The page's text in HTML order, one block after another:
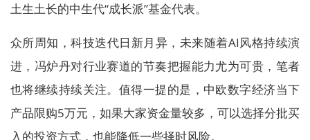
土生土长的中生代“成长派”基金代表。
众所周知，科技迭代日新月异，未来随着AI风格持续演
进，冯炉丹对行业赛道的节奏把握能力尤为可贵，笔者
也将继续持续关注。值得一提的是，中欧数字经济当下
产品限购5万元，如果大家资金量较多，可以选择分批买
入的投资方式，也能降低一些择时风险。